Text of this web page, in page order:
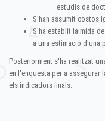
estudis de
S'han assumit costos
S'ha establit la mida
a una estimació d'una
Posteriorment s'ha realitzat
en l'enquesta per a assegurar
els indicadors finals.